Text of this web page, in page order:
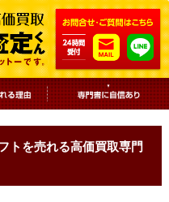
トを売れる高価買取専門